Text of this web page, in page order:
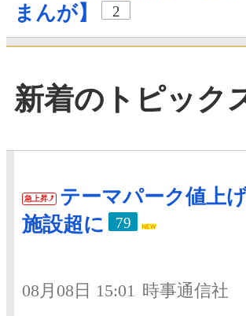
まんが】
2
新着のトピック
急上昇
テーマパーク値上
施設超に
79
08月08日 15:01 時事通信社